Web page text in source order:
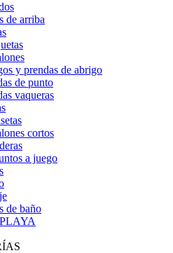
de arriba
y prendas de abrigo
de punto
vaqueras
cortos
a juego
de baño